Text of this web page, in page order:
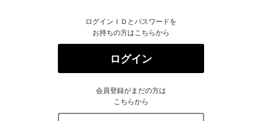
ログインＩＤとパスワードを
お持ちの方はこちらから
ログイン
会員登録がまだの方は
こちらから